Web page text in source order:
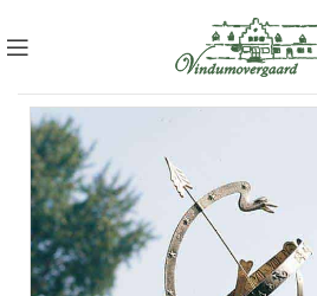
mail@vindumovergaard.dk